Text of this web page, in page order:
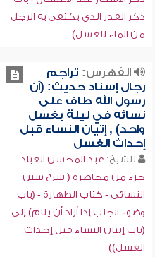
ذكر القدر الذي يكتفي به الرجل
من الماء للغسل)
الفهرس: تراجم
رجال إسناد حديث: (أن
رسول الله طاف على
نسائه في ليلة بغسل
واحد) , إتيان النساء قبل
إحداث الغسل
للشيخ: عبد المحسن العباد
جزء من محاضرة ( شرح سنن
النسائي - كتاب الطهارة - (باب
وضوء الجنب إذا أراد أن ينام) إلى
(باب إتيان النساء قبل إحداث
الغسل))